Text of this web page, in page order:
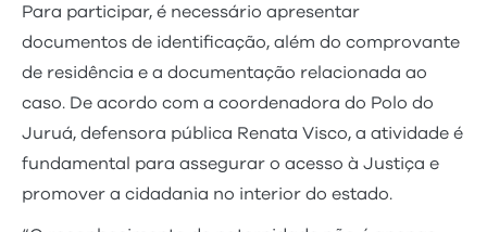
Para participar, é necessário apresentar
documentos de identificação, além do comprovante
de residência e a documentação relacionada ao
caso. De acordo com a coordenadora do Polo do
Juruá, defensora pública Renata Visco, a atividade é
fundamental para assegurar o acesso à Justiça e
promover a cidadania no interior do estado.